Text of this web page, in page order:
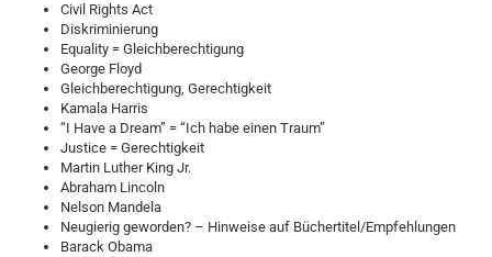
Civil Rights Act
Diskriminierung
Equality = Gleichberechtigung
George Floyd
Gleichberechtigung, Gerechtigkeit
Kamala Harris
“I Have a Dream” = “Ich habe einen Traum”
Justice = Gerechtigkeit
Martin Luther King Jr.
Abraham Lincoln
Nelson Mandela
Neugierig geworden? – Hinweise auf Büchertitel/Empfehlungen
Barack Obama